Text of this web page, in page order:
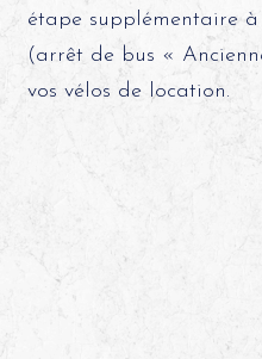
étape supplémentaire à
(arrêt de bus «
vos vélos de location.